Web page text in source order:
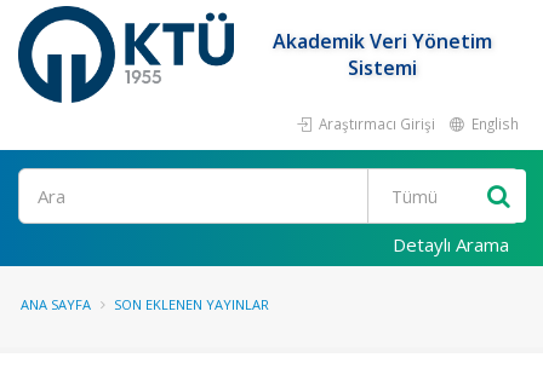
Akademik Veri Yönetim
Sistemi
Araştırmacı Girişi English
Ara
Detaylı Arama
ANA SAYFA SON EKLENEN YAYINLAR